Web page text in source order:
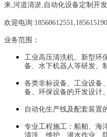
来,河道清淤,自动化设备定制开
欢迎电询
业务范围：
工业高压清洗机、新型环
备、水下机器人等研发、
各类非标设备、工业设备
备、环保设备的开发设计
自动化生产线及配套装置
专业工程施工：船舶、海
清洗、维护、潜水作业、